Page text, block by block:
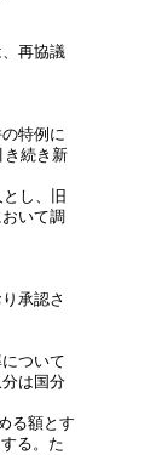
再協議
特例に
き続き新
し、旧
いて調
承認さ
ついて
は国分
る額とす
る。た